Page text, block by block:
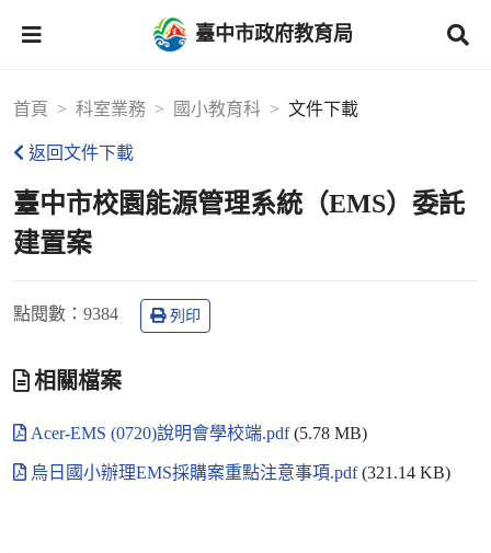
臺中市政府教育局
首頁 科室業務 國小教育科 文件下載
返回文件下載
臺中市校園能源管理系統（EMS）委託
建置案
點閱數 ：9384 列印
相關檔案
Acer-EMS (0720)說明會學校端.pdf(5.78 MB)
烏日國小辦理EMS採購案重點注意事項.pdf(321.14 KB)